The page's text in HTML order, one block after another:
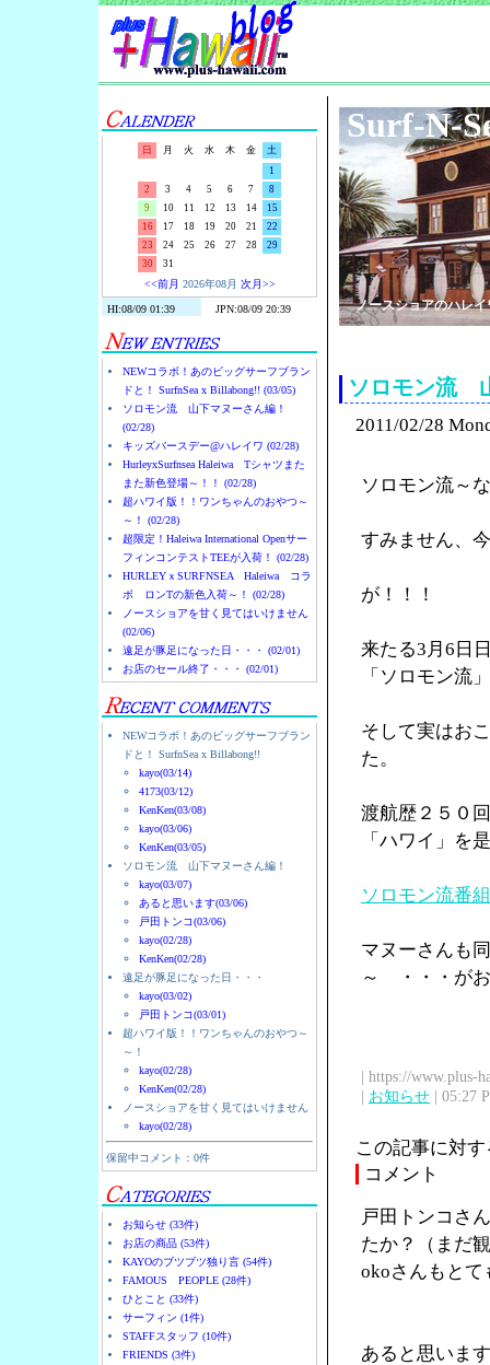
日 月 火 水 木 金
土
1
2
3 4 5 6 7
8
9
10 11 12 13 14
15
16
17 18 19 20 21
22
23
24 25 26 27 28
29
30
31
<<前月 2026年08月 次月>>
NEWコラボ！あのビッグサーフブラン
ドと！ SurfnSea x Billabong!! (03/05)
ソロモン流 山下マヌーさん編！
(02/28)
キッズバースデー@ハレイワ (02/28)
HurleyxSurfnsea Haleiwa Tシャツまた
また新色登場～！！ (02/28)
超ハワイ版！！ワンちゃんのおやつ～
～！ (02/28)
超限定！Haleiwa International Openサー
フィンコンテストTEEが入荷！ (02/28)
HURLEYｘSURFNSEA Haleiwa コラ
ボ ロンTの新色入荷～！ (02/28)
ノースショアを甘く見てはいけません
(02/06)
遠足が豚足になった日・・・ (02/01)
お店のセール終了・・・ (02/01)
NEWコラボ！あのビッグサーフブラン
ドと！ SurfnSea x Billabong!!
kayo(03/14)
4173(03/12)
KenKen(03/08)
kayo(03/06)
KenKen(03/05)
ソロモン流 山下マヌーさん編！
kayo(03/07)
あると思います(03/06)
戸田トンコ(03/06)
kayo(02/28)
KenKen(02/28)
遠足が豚足になった日・・・
kayo(03/02)
戸田トンコ(03/01)
超ハワイ版！！ワンちゃんのおやつ～
～！
kayo(02/28)
KenKen(02/28)
ノースショアを甘く見てはいけません
kayo(02/28)
保留中コメント：0件
お知らせ (33件)
お店の商品 (53件)
KAYOのブツブツ独り言 (54件)
FAMOUS PEOPLE (28件)
ひとこと (33件)
サーフィン (1件)
STAFFスタッフ (10件)
FRIENDS (3件)
Surf-N-
ノースショアのハレ
ソロモン流
2011/02/28
ソロモン流～
すみません、
が！！！
来たる3月6日
「ソロモン流
そして実はお
た。
渡航歴２５０
「ハワイ」を
ソロモン流番
マヌーさんも
～ ・・・がお
| https://www.plus-
| お知らせ | 05:27
この記事に対
コメント
戸田トンコさ
たか？（まだ
okoさんもとて
あると思いま